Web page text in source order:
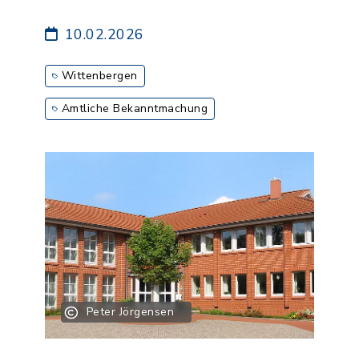
10.02.2026
Wittenbergen
Amtliche Bekanntmachung
Peter Jörgensen